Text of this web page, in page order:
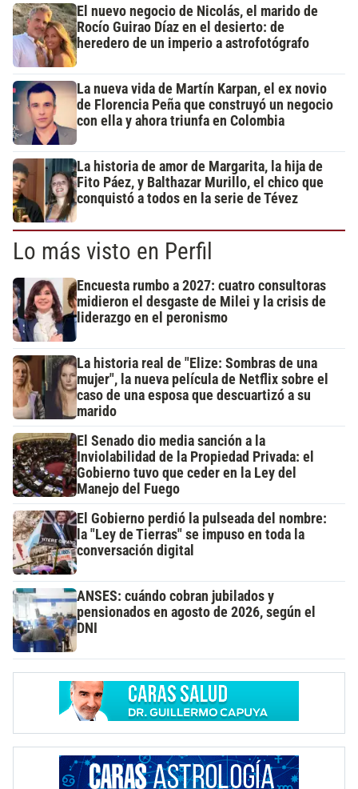
El nuevo negocio de Nicolás, el marido de
Rocío Guirao Díaz en el desierto: de
heredero de un imperio a astrofotógrafo
La nueva vida de Martín Karpan, el ex novio
de Florencia Peña que construyó un negocio
con ella y ahora triunfa en Colombia
La historia de amor de Margarita, la hija de
Fito Páez, y Balthazar Murillo, el chico que
conquistó a todos en la serie de Tévez
Lo más visto en Perfil
Encuesta rumbo a 2027: cuatro consultoras
midieron el desgaste de Milei y la crisis de
liderazgo en el peronismo
La historia real de "Elize: Sombras de una
mujer", la nueva película de Netflix sobre el
caso de una esposa que descuartizó a su
marido
El Senado dio media sanción a la
Inviolabilidad de la Propiedad Privada: el
Gobierno tuvo que ceder en la Ley del
Manejo del Fuego
El Gobierno perdió la pulseada del nombre:
la "Ley de Tierras" se impuso en toda la
conversación digital
ANSES: cuándo cobran jubilados y
pensionados en agosto de 2026, según el
DNI